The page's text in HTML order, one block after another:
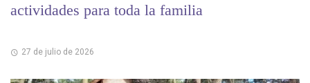
actividades para toda la familia
27 de julio de 2026